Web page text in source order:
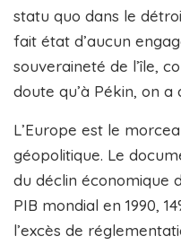
statu quo dans le
fait état d’aucun
souveraineté de l’île,
doute qu’à Pékin, on
L’Europe est le
géopolitique. Le
du déclin économique
PIB mondial en 1990,
l’excès de